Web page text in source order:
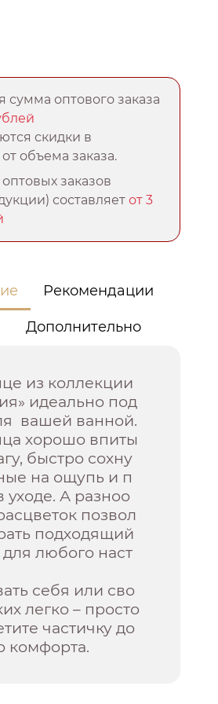
оптового заказа
скидки в
объема заказа.
заказов
составляетот 3
Рекомендации
Дополнительно
из коллекции
идеально под
вашей ванной.
хорошо впиты
быстро сохну
на ощупь и п
уходе. А разноо
позвол
подходящий
для любого наст
себя или сво
легко – просто
частичку до
комфорта.